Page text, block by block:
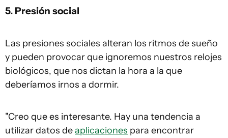
5. Presión social
Las presiones sociales alteran los ritmos de sueño
y pueden provocar que ignoremos nuestros relojes
biológicos, que nos dictan la hora a la que
deberíamos irnos a dormir.
"Creo que es interesante. Hay una tendencia a
utilizar datos deaplicaciones para encontrar